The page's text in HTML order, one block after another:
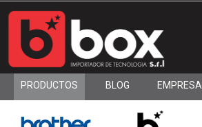
PRODUCTOS BLOG EMPRESA